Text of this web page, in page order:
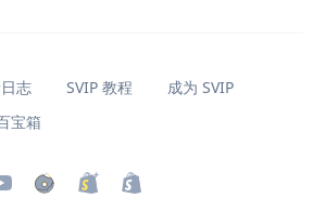
志 SVIP 教程
成为 SVIP
宝箱